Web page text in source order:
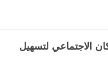
الاجتماعي لتسهيل